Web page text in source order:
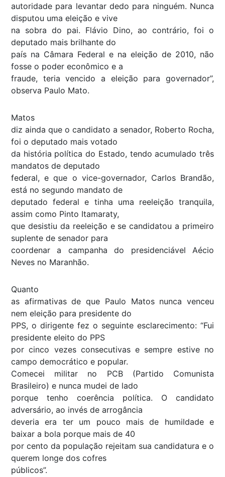
autoridade para levantar dedo para ninguém. Nunca
disputou uma eleição e vive
na sobra do pai. Flávio Dino, ao contrário, foi o
deputado mais brilhante do
país na Câmara Federal e na eleição de 2010, não
fosse o poder econômico e a
fraude, teria vencido a eleição para governador”,
observa Paulo Mato.
Matos
diz ainda que o candidato a senador, Roberto Rocha,
foi o deputado mais votado
da história política do Estado, tendo acumulado três
mandatos de deputado
federal, e que o vice-governador, Carlos Brandão,
está no segundo mandato de
deputado federal e tinha uma reeleição tranquila,
assim como Pinto Itamaraty,
que desistiu da reeleição e se candidatou a primeiro
suplente de senador para
coordenar a campanha do presidenciável Aécio
Neves no Maranhão.
Quanto
as afirmativas de que Paulo Matos nunca venceu
nem eleição para presidente do
PPS, o dirigente fez o seguinte esclarecimento: “Fui
presidente eleito do PPS
por cinco vezes consecutivas e sempre estive no
campo democrático e popular.
Comecei militar no PCB (Partido Comunista
Brasileiro) e nunca mudei de lado
porque tenho coerência política. O candidato
adversário, ao invés de arrogância
deveria era ter um pouco mais de humildade e
baixar a bola porque mais de 40
por cento da população rejeitam sua candidatura e o
querem longe dos cofres
públicos”.